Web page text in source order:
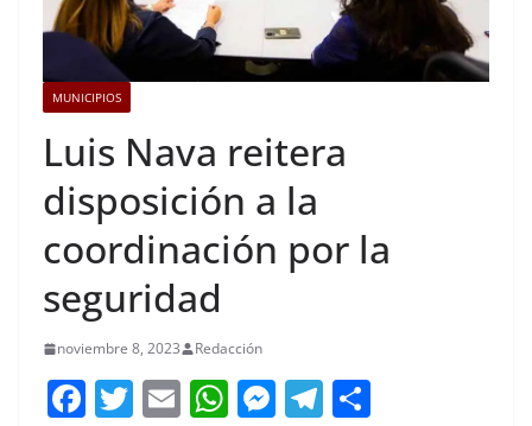
MUNICIPIOS
Luis Nava reitera
disposición a la
coordinación por la
seguridad
noviembre 8, 2023 Redacción
F T E W M T